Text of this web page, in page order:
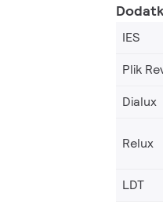
IES
Plik
Dialux
Relux
LDT